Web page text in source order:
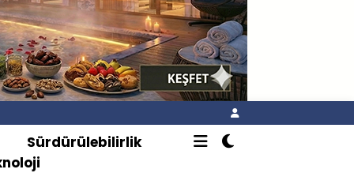
Sürdürülebilirlik